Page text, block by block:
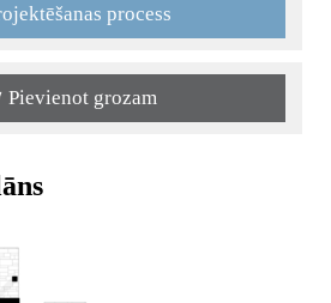
process
Pievienot grozam